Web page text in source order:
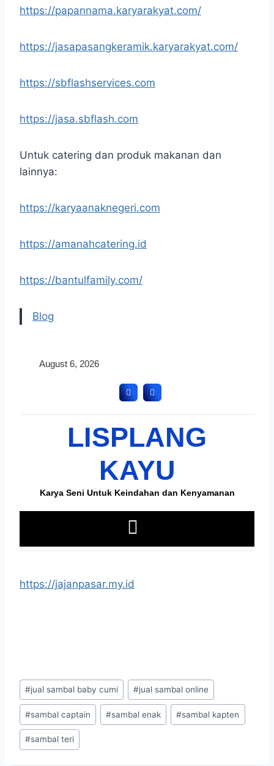
https://papannama.karyarakyat.com/
https://jasapasangkeramik.karyarakyat.com/
https://sbflashservices.com
https://jasa.sbflash.com
Untuk catering dan produk makanan dan
lainnya:
https://karyaanaknegeri.com
https://amanahcatering.id
https://bantulfamily.com/
Blog
https://jajanpasar.my.id
#jual sambal baby cumi #jual sambal online
#sambal captain #sambal enak #sambal kapten
#sambal teri